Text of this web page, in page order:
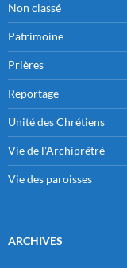
Non classé
Patrimoine
Prières
Reportage
Unité des Chrétiens
Vie de l'Archiprêtré
Vie des paroisses
ARCHIVES